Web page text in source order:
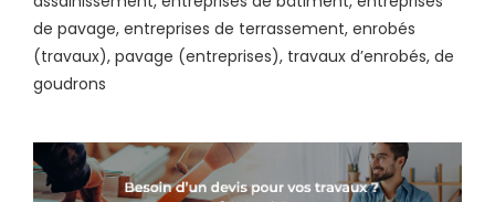
de pavage, entreprises de terrassement, enrobés
(travaux), pavage (entreprises), travaux d’enrobés, de
goudrons